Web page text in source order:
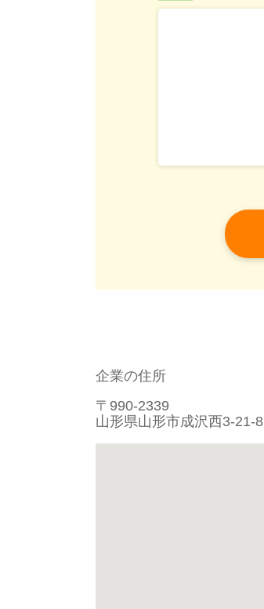
企業の住所
〒990-2339
山形県山形市成沢西3-21-8